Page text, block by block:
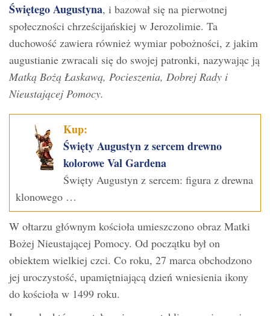
Świętego Augustyna, i bazował się na pierwotnej
społeczności chrześcijańskiej w Jerozolimie. Ta
duchowość zawiera również wymiar pobożności, z jakim
augustianie zwracali się do swojej patronki, nazywając ją
Matką Bożą Łaskawą, Pocieszenia, Dobrej Rady i
Nieustającej Pomocy.
Kup:
Święty Augustyn z sercem drewno
kolorowe Val Gardena
Święty Augustyn z sercem: figura z drewna
klonowego …
W ołtarzu głównym kościoła umieszczono obraz Matki
Bożej Nieustającej Pomocy. Od początku był on
obiektem wielkiej czci. Co roku, 27 marca obchodzono
jej uroczystość, upamiętniającą dzień wniesienia ikony
do kościoła w 1499 roku.